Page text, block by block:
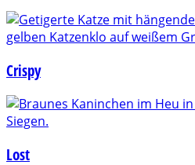
Crispy
Lost